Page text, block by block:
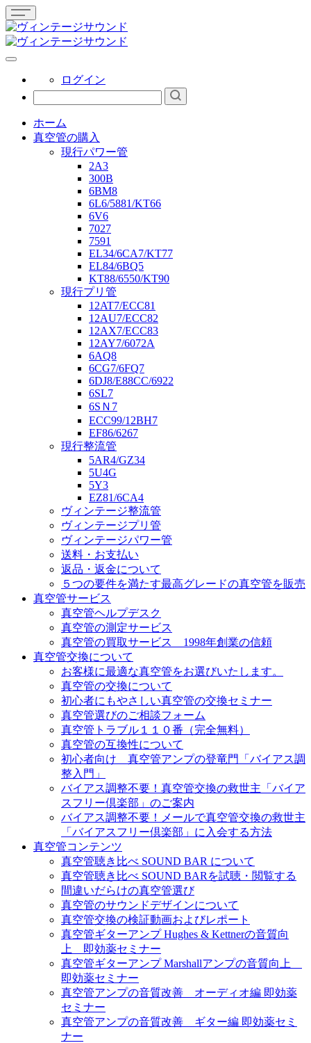
ログイン
ホーム
真空管の購入
現行パワー管
2A3
300B
6BM8
6L6/5881/KT66
6V6
7027
7591
EL34/6CA7/KT77
EL84/6BQ5
KT88/6550/KT90
現行プリ管
12AT7/ECC81
12AU7/ECC82
12AX7/ECC83
12AY7/6072A
6AQ8
6CG7/6FQ7
6DJ8/E88CC/6922
6SL7
6SＮ7
ECC99/12BH7
EF86/6267
現行整流管
5AR4/GZ34
5U4G
5Y3
EZ81/6CA4
ヴィンテージ整流管
ヴィンテージプリ管
ヴィンテージパワー管
送料・お支払い
返品・返金について
５つの要件を満たす最高グレードの真空管を販売
真空管サービス
真空管ヘルプデスク
真空管の測定サービス
真空管の買取サービス 1998年創業の信頼
真空管交換について
お客様に最適な真空管をお選びいたします。
真空管の交換について
初心者にもやさしい真空管の交換セミナー
真空管選びのご相談フォーム
真空管トラブル１１０番（完全無料）
真空管の互換性について
初心者向け 真空管アンプの登竜門「バイアス調
整入門」
バイアス調整不要！真空管交換の救世主「バイア
スフリー倶楽部」のご案内
バイアス調整不要！メールで真空管交換の救世主
「バイアスフリー倶楽部」に入会する方法
真空管コンテンツ
真空管聴き比べ SOUND BAR について
真空管聴き比べ SOUND BARを試聴・閲覧する
間違いだらけの真空管選び
真空管のサウンドデザインについて
真空管交換の検証動画およびレポート
真空管ギターアンプ Hughes & Kettnerの音質向
上 即効薬セミナー
真空管ギターアンプ Marshallアンプの音質向上
即効薬セミナー
真空管アンプの音質改善 オーディオ編 即効薬
セミナー
真空管アンプの音質改善 ギター編 即効薬セミ
ナー